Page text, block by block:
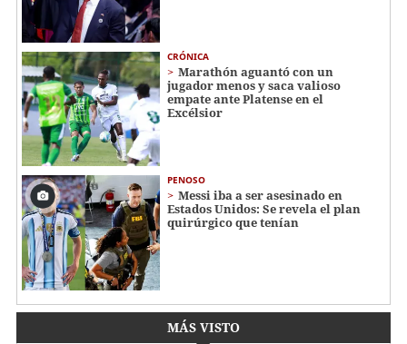
CRÓNICA
Marathón aguantó con un
jugador menos y saca valioso
empate ante Platense en el
Excélsior
PENOSO
Messi iba a ser asesinado en
Estados Unidos: Se revela el plan
quirúrgico que tenían
MÁS VISTO